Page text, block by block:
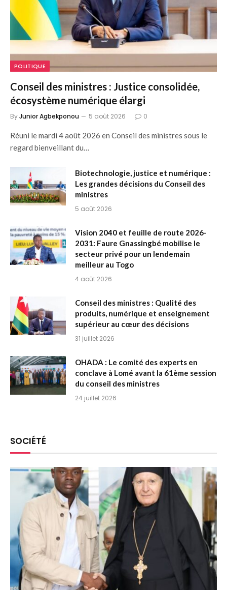
POLITIQUE
Conseil des ministres : Justice consolidée,
écosystème numérique élargi
ByJunior Agbekponou 5 août 2026 0
Réuni le mardi 4 août 2026 en Conseil des ministres sous le
regard bienveillant du…
Biotechnologie, justice et numérique :
Les grandes décisions du Conseil des
ministres
5 août 2026
Vision 2040 et feuille de route 2026-
2031: Faure Gnassingbé mobilise le
secteur privé pour un lendemain
meilleur au Togo
4 août 2026
Conseil des ministres : Qualité des
produits, numérique et enseignement
supérieur au cœur des décisions
31 juillet 2026
OHADA : Le comité des experts en
conclave à Lomé avant la 61ème session
du conseil des ministres
24 juillet 2026
SOCIÉTÉ